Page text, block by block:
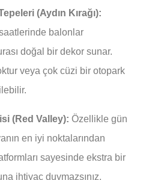
(Aydın Kırağı):
balonlar
doğal bir dekor sunar.
veya çok cüzi bir otopark
(Red Valley): Özellikle gün
en iyi noktalarından
sayesinde ekstra bir
ihtiyaç duymazsınız.